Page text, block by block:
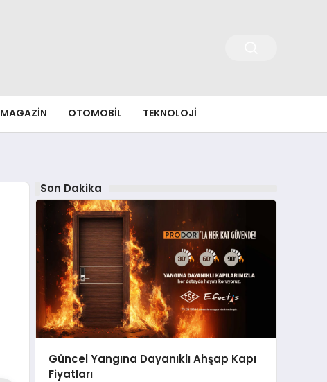
MAGAZIN OTOMOBIL TEKNOLOJI
Son Dakika
Güncel Yangına Dayanıklı Ahşap Kapı
Fiyatları